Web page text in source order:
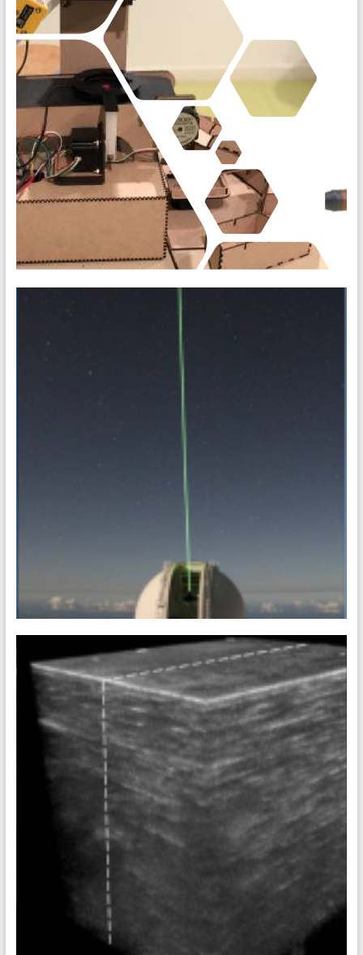
Description L’objectif de ce projet est de réaliser une
nouvelle expérience d’optique quantique pour les travaux
pratiques. Ce travail est réalisé dans
[20-21] PIMS 03 • Vision industrielle
pilotage de la maquette Description La vision industrielle
permet le contrôle non destructif d’objets dans un processus
de fabrication industriel. Elle est constituée
[20-21] PIMS 04 • Pointage laser
Concevoir et réaliser une plateforme expérimentale de
faisceau laser asservi en position L’intérêt de ce projet PIMS
Réaliser un prototype complet et le caractériser Faire le lien
entre la représentation théorique d’un système et sa réalité
physique Comprendre de façon